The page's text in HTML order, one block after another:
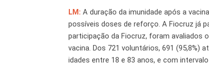
LM: A duração da imunidade após a
possíveis doses de reforço. A Fiocruz já
participação da Fiocruz, foram avaliados
vacina. Dos 721 voluntários, 691 (95,8%)
idades entre 18 e 83 anos, e com